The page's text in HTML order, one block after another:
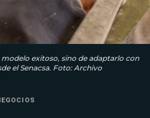
exitoso, sino de adaptarlo con
el Senacsa. Foto: Archivo